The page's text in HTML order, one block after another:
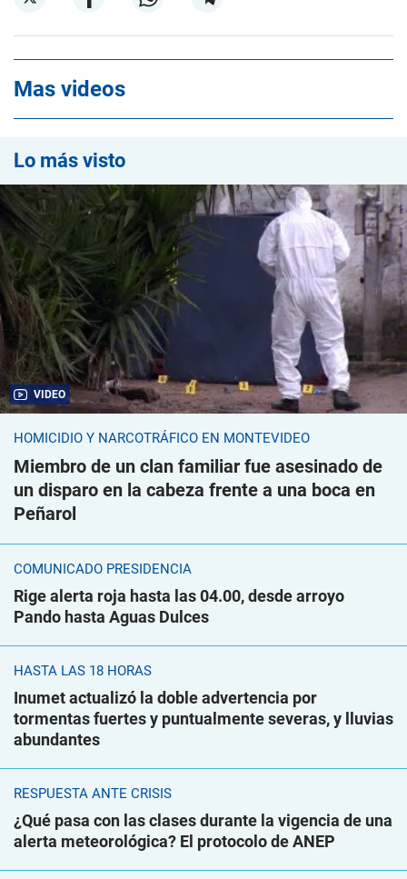
Mas videos
Lo más visto
VIDEO
HOMICIDIO Y NARCOTRÁFICO EN MONTEVIDEO
Miembro de un clan familiar fue asesinado de
un disparo en la cabeza frente a una boca en
Peñarol
COMUNICADO PRESIDENCIA
Rige alerta roja hasta las 04.00, desde arroyo
Pando hasta Aguas Dulces
HASTA LAS 18 HORAS
Inumet actualizó la doble advertencia por
tormentas fuertes y puntualmente severas, y lluvias
abundantes
RESPUESTA ANTE CRISIS
¿Qué pasa con las clases durante la vigencia de una
alerta meteorológica? El protocolo de ANEP